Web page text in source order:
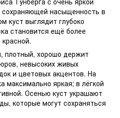
сохраняющей насыщенность в
куст выглядит глубоко
становится ещё более
плотный, хорошо держит
невысоких живых
и цветовых акцентов. На
максимально яркая; в лёгкой
Осенью куст украшают
которые могут сохраняться